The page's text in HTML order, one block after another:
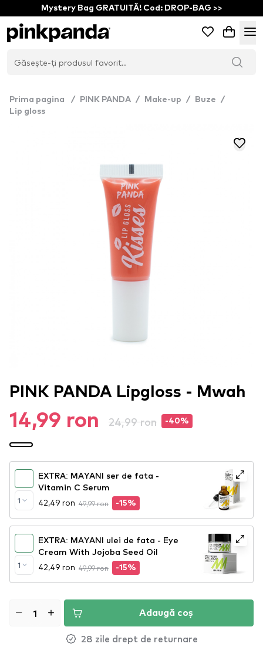
Mystery Bag GRATUITĂ! Cod: DROP-BAG >>
Prima pagina / PINK PANDA / Make-up / Buze
/
Lip gloss
PINK PANDA Lipgloss - Mwah
14,99 ron 24,99 ron -40%
1
EXTRA: MAYANI ser de fata -
Vitamin C Serum
42,49 ron 49,99 ron -15%
1
EXTRA: MAYANI ulei de fata - Eye
Cream With Jojoba Seed Oil
42,49 ron 49,99 ron -15%
Adaugă coș
28 zile drept de returnare